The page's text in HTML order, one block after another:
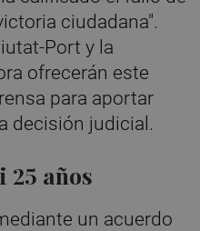
ciudadana".
Port y la
ofrecerán este
para aportar
decisión judicial.
25 años
un acuerdo